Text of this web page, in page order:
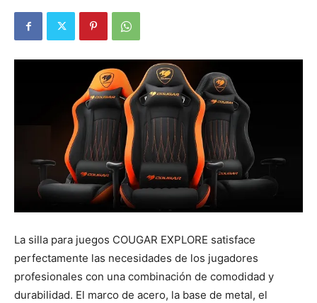
La silla para juegos COUGAR EXPLORE satisface
perfectamente las necesidades de los jugadores
profesionales con una combinación de comodidad y
durabilidad. El marco de acero, la base de metal, el